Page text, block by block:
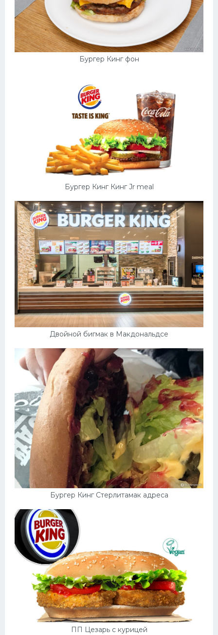
Бургер Кинг фон
Бургер Кинг Кинг Jr meal
Двойной бигмак в Макдональдсе
Бургер Кинг Стерлитамак адреса
ПП Цезарь с курицей